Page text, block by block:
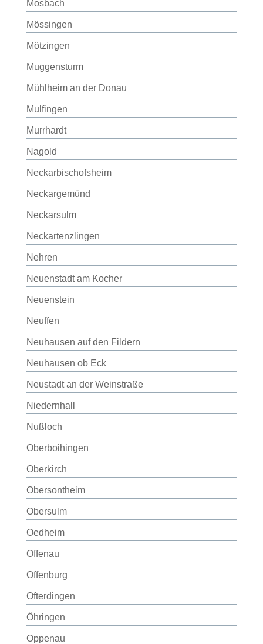
Mosbach
Mössingen
Mötzingen
Muggensturm
Mühlheim an der Donau
Mulfingen
Murrhardt
Nagold
Neckarbischofsheim
Neckargemünd
Neckarsulm
Neckartenzlingen
Nehren
Neuenstadt am Kocher
Neuenstein
Neuffen
Neuhausen auf den Fildern
Neuhausen ob Eck
Neustadt an der Weinstraße
Niedernhall
Nußloch
Oberboihingen
Oberkirch
Obersontheim
Obersulm
Oedheim
Offenau
Offenburg
Ofterdingen
Öhringen
Oppenau